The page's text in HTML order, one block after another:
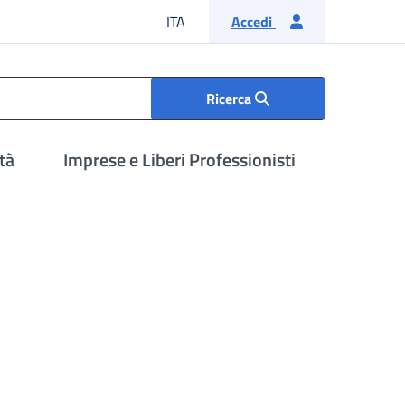
ITA Lingua italiana
Accedi
Ricerca
Imprese e Liberi Professionisti